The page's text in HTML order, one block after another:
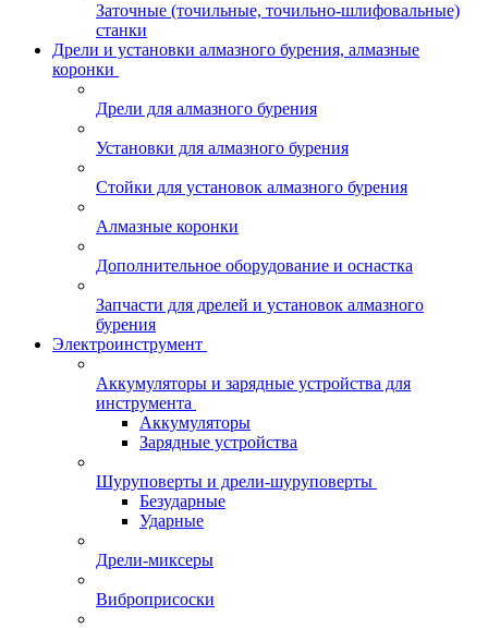
Заточные (точильные, точильно-шлифовальные)
станки
Дрели и установки алмазного бурения, алмазные
коронки
Дрели для алмазного бурения
Установки для алмазного бурения
Стойки для установок алмазного бурения
Алмазные коронки
Дополнительное оборудование и оснастка
Запчасти для дрелей и установок алмазного
бурения
Электроинструмент
Аккумуляторы и зарядные устройства для
инструмента
Аккумуляторы
Зарядные устройства
Шуруповерты и дрели-шуруповерты
Безударные
Ударные
Дрели-миксеры
Виброприсоски